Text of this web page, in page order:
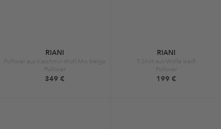
RIANI
Pullover aus Kaschmir-Woll-Mix beige
Pullover
349 €
RIANI
T-Shirt aus Wolle weiß
Pullover
199 €